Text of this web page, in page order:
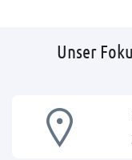
Unser